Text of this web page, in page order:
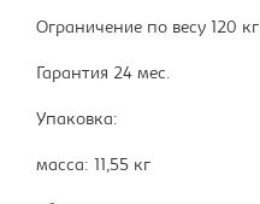
Ограничение по весу 120 кг
Гарантия 24 мес.
Упаковка:
масса: 11,55 кг